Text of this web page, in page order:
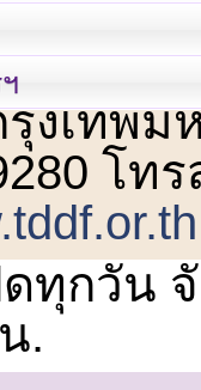
ถนนวิ
งเทพม
โท
ดทุกวัน
.